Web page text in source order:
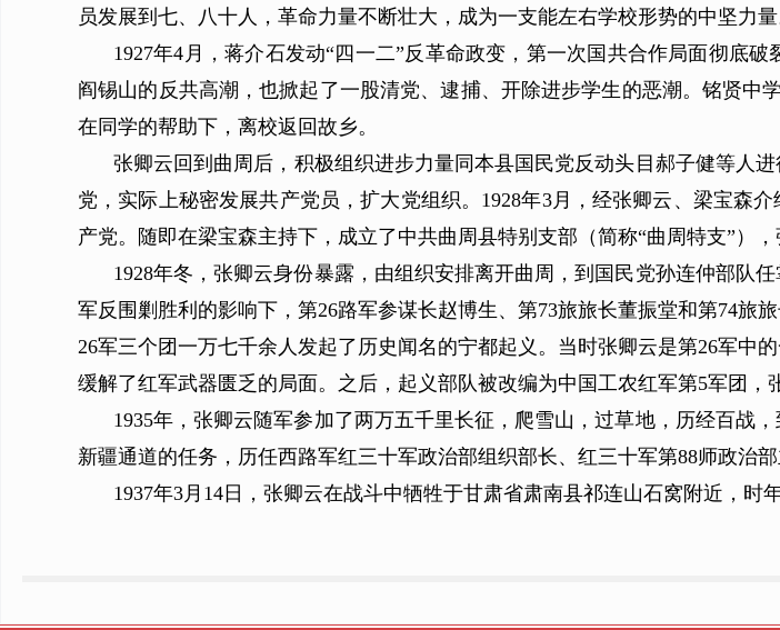
员发展到七、八十人，革命力量不断壮大，成为一支能左右学校形势的中坚力量
1927年4月，蒋介石发动“四一二”反革命政变，第一次国共合作局面彻底
阎锡山的反共高潮，也掀起了一股清党、逮捕、开除进步学生的恶潮。铭贤
在同学的帮助下，离校返回故乡。
张卿云回到曲周后，积极组织进步力量同本县国民党反动头目郝子健等人
党，实际上秘密发展共产党员，扩大党组织。1928年3月，经张卿云、梁宝森
产党。随即在梁宝森主持下，成立了中共曲周县特别支部（简称“曲周特支”）
1928年冬，张卿云身份暴露，由组织安排离开曲周，到国民党孙连仲部队
军反围剿胜利的影响下，第26路军参谋长赵博生、第73旅旅长董振堂和第74旅
26军三个团一万七千余人发起了历史闻名的宁都起义。当时张卿云是第26军
缓解了红军武器匮乏的局面。之后，起义部队被改编为中国工农红军第5军团，
1935年，张卿云随军参加了两万五千里长征，爬雪山，过草地，历经百战
新疆通道的任务，历任西路军红三十军政治部组织部长、红三十军第88师政治部
1937年3月14日，张卿云在战斗中牺牲于甘肃省肃南县祁连山石窝附近，时年